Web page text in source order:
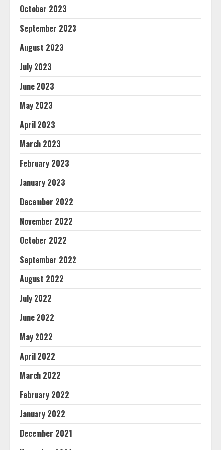
October 2023
September 2023
August 2023
July 2023
June 2023
May 2023
April 2023
March 2023
February 2023
January 2023
December 2022
November 2022
October 2022
September 2022
August 2022
July 2022
June 2022
May 2022
April 2022
March 2022
February 2022
January 2022
December 2021